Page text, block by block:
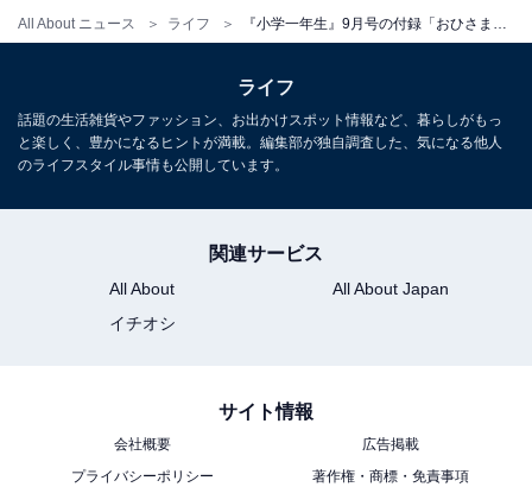
All About ニュース ライフ
ライフ
話題の生活雑貨やファッション、お出かけスポット情報など、暮らしがもっ
と楽しく、豊かになるヒントが満載。編集部が独自調査した、気になる他人
のライフスタイル事情も公開しています。
関連サービス
All About
All About Japan
イチオシ
サイト情報
会社概要
広告掲載
プライバシーポリシー
著作権・商標・免責事項